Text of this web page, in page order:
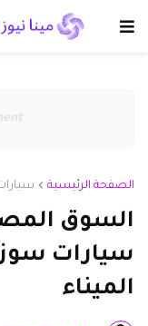
الصفحة الرئيسية
سيارات
الميناء